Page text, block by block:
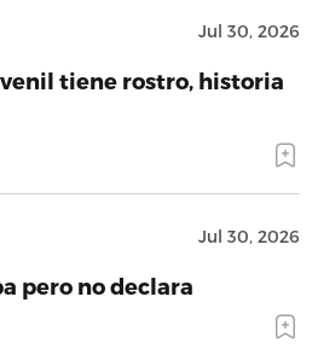
Jul 30, 2026
tiene rostro, historia
Jul 30, 2026
pero no declara